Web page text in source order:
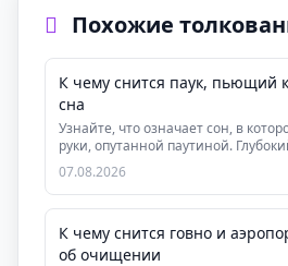
Похожие
К чему снится паук, пьющий
сна
Узнайте, что означает сон, в
руки, опутанной паутиной.
07.08.2026
К чему снится говно и
об очищении